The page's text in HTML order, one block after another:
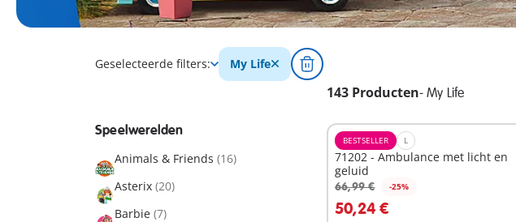
Geselecteerde filters: My Life
143 Producten- My Life
Speelwerelden
Animals & Friends (16)
Asterix (20)
Barbie (7)
BESTSELLER L
71202 - Ambulance met licht en
geluid
66,99 € -25%
50,24 €